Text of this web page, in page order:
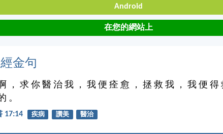
Android
在您的網站上
金句
， 求 你 醫 治 我 ， 我 便 痊 愈 ， 拯 救 我 ， 我 便 得
。
17:14 疾病 讚美 醫治